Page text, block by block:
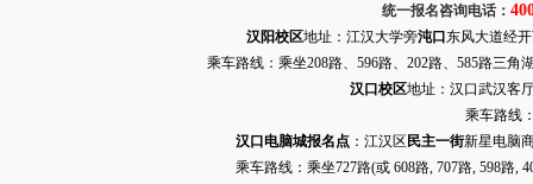
统一报名咨询电话：
汉阳校区地址：江汉大学旁沌口 东风大道经
乘车路线：乘坐208路、596路、202路、585路三
汉口校区地址：汉口武汉客
乘车路线
汉口电脑城报名点：江汉区 民主一街新星电脑
乘车路线：乘坐727路(或 608路, 707路, 598路,